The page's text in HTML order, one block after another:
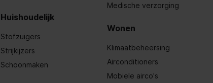
Huishoudelijk
Stofzuigers
Strijkijzers
Schoonmaken
Medische verzorging
Wonen
Klimaatbeheersing
Airconditioners
Mobiele airco's